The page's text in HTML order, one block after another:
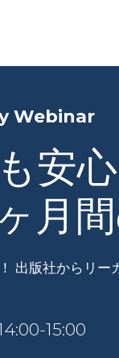
Webinar
安
月
出版社からリー
15:00